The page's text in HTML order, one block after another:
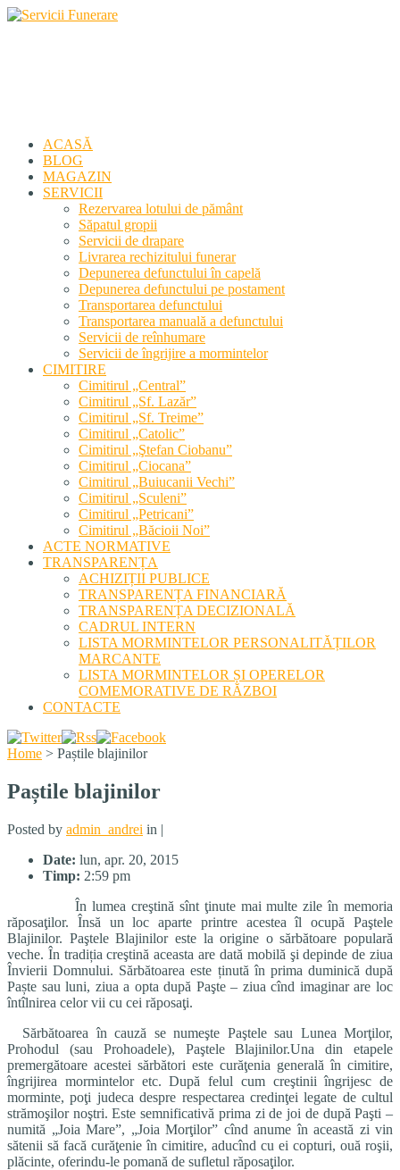
ACASĂ
BLOG
MAGAZIN
SERVICII
Rezervarea lotului de pământ
Săpatul gropii
Servicii de drapare
Livrarea rechizitului funerar
Depunerea defunctului în capelă
Depunerea defunctului pe postament
Transportarea defunctului
Transportarea manuală a defunctului
Servicii de reînhumare
Servicii de îngrijire a mormintelor
CIMITIRE
Cimitirul „Central”
Cimitirul „Sf. Lazăr”
Cimitirul „Sf. Treime”
Cimitirul „Catolic”
Cimitirul „Ştefan Ciobanu”
Cimitirul „Ciocana”
Cimitirul „Buiucanii Vechi”
Cimitirul „Sculeni”
Cimitirul „Petricani”
Cimitirul „Băcioii Noi”
ACTE NORMATIVE
TRANSPARENȚA
ACHIZIȚII PUBLICE
TRANSPARENȚA FINANCIARĂ
TRANSPARENȚA DECIZIONALĂ
CADRUL INTERN
LISTA MORMINTELOR PERSONALITĂȚILOR
MARCANTE
LISTA MORMINTELOR ȘI OPERELOR
COMEMORATIVE DE RĂZBOI
CONTACTE
Home > Paștile blajinilor
Paștile blajinilor
Posted by admin_andrei in |
Date: lun, apr. 20, 2015
Timp: 2:59 pm
În lumea creştină sînt ţinute mai multe zile în memoria
răposaţilor. Însă un loc aparte printre acestea îl ocupă Paştele
Blajinilor. Paştele Blajinilor este la origine o sărbătoare populară
veche. În tradiția creştină aceasta are dată mobilă şi depinde de ziua
Învierii Domnului. Sărbătoarea este ținută în prima duminică după
Paște sau luni, ziua a opta după Paşte – ziua cînd imaginar are loc
întîlnirea celor vii cu cei răposaţi.
Sărbătoarea în cauză se numeşte Paştele sau Lunea Morţilor,
Prohodul (sau Prohoadele), Paştele Blajinilor.Una din etapele
premergătoare acestei sărbători este curăţenia generală în cimitire,
îngrijirea mormintelor etc. După felul cum creştinii îngrijesc de
morminte, poţi judeca despre respectarea credinţei legate de cultul
strămoşilor noştri. Este semnificativă prima zi de joi de după Paşti –
numită „Joia Mare”, „Joia Morţilor” cînd anume în această zi vin
sătenii să facă curăţenie în cimitire, aducînd cu ei copturi, ouă roşii,
plăcinte, oferindu-le pomană de sufletul răposaţilor.